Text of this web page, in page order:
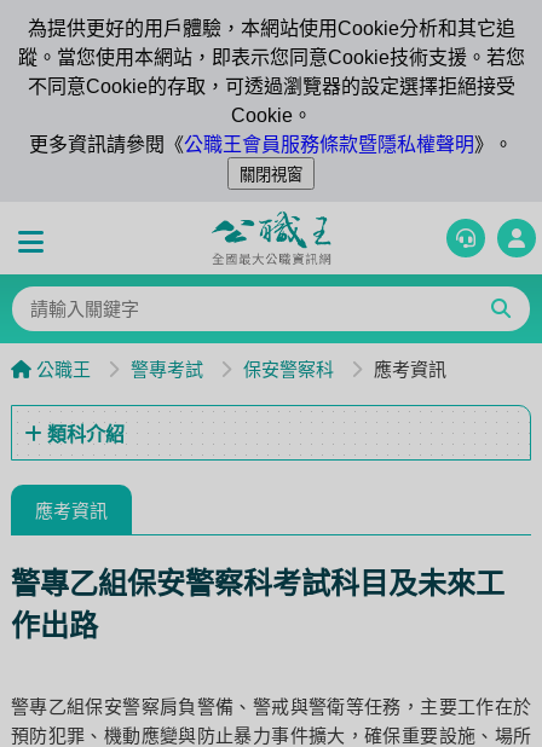
為提供更好的用戶體驗，本網站使用Cookie分析和其它追
蹤。當您使用本網站，即表示您同意Cookie技術支援。若您
不同意Cookie的存取，可透過瀏覽器的設定選擇拒絕接受
Cookie。
更多資訊請參閱《公職王會員服務條款暨隱私權聲明》。
公職王 警專考試 保安警察科 應考資訊
類科介紹
應考資訊
警專乙組保安警察科考試科目及未來工
作出路
警專乙組保安警察肩負警備、警戒與警衛等任務，主要工作在於
預防犯罪、機動應變與防止暴力事件擴大，確保重要設施、場所